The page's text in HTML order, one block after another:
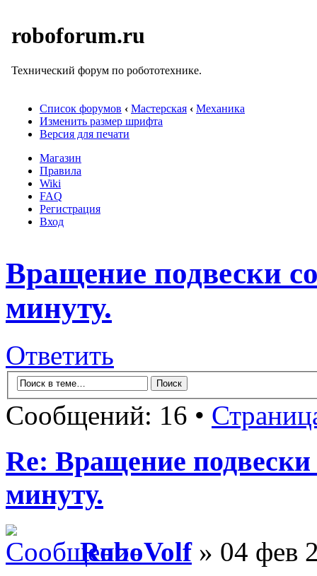
roboforum.ru
Технический форум по робототехнике.
Список форумов ‹ Мастерская ‹ Механика
Изменить размер шрифта
Версия для печати
Магазин
Правила
Wiki
FAQ
Регистрация
Вход
Вращение подвески
минуту.
Ответить
Сообщений: 16 •
Re: Вращение подвески
минуту.
RoboVolf» 04 фев